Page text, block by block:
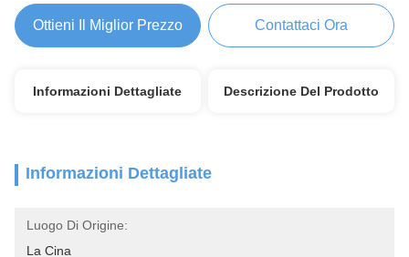
Ottieni Il Miglior Prezzo Contattaci Ora
Informazioni Dettagliate Descrizione Del Prodotto
Informazioni Dettagliate
Luogo Di Origine:
La Cina